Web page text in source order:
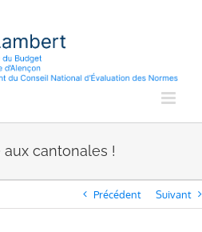
aux cantonales !
Précédent Suivant